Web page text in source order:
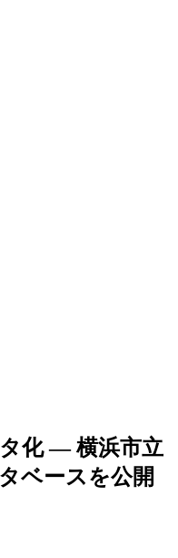
化 — 横浜市立
ベースを公開